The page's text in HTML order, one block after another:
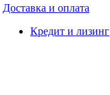
Доставка и оплата
Кредит и лизинг